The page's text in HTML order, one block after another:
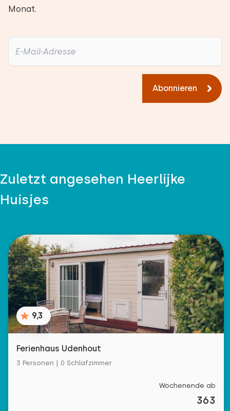
Monat.
Abonnieren
Zuletzt angesehen Heerlijke
Huisjes
9,3
Ferienhaus Udenhout
3 Personen | 0 Schlafzimmer
Wochenende ab
363